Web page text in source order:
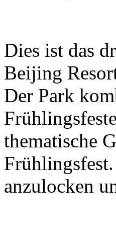
Dies ist das
Beijing
Der Park
thematische
anzulocken